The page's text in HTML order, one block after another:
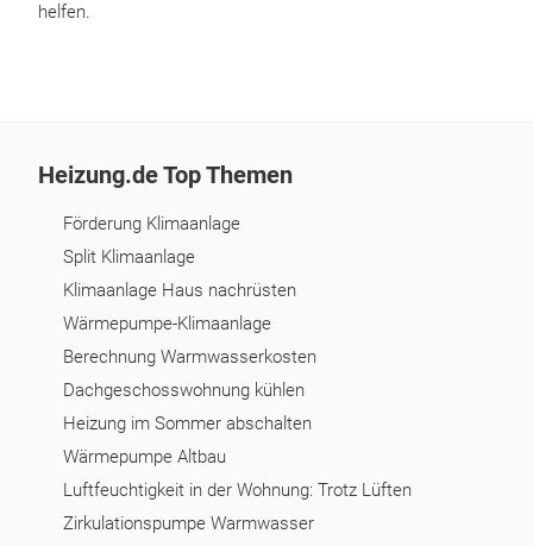
helfen.
Heizung.de Top Themen
Förderung Klimaanlage
Split Klimaanlage
Klimaanlage Haus nachrüsten
Wärmepumpe-Klimaanlage
Berechnung Warmwasserkosten
Dachgeschosswohnung kühlen
Heizung im Sommer abschalten
Wärmepumpe Altbau
Luftfeuchtigkeit in der Wohnung: Trotz Lüften
Zirkulationspumpe Warmwasser